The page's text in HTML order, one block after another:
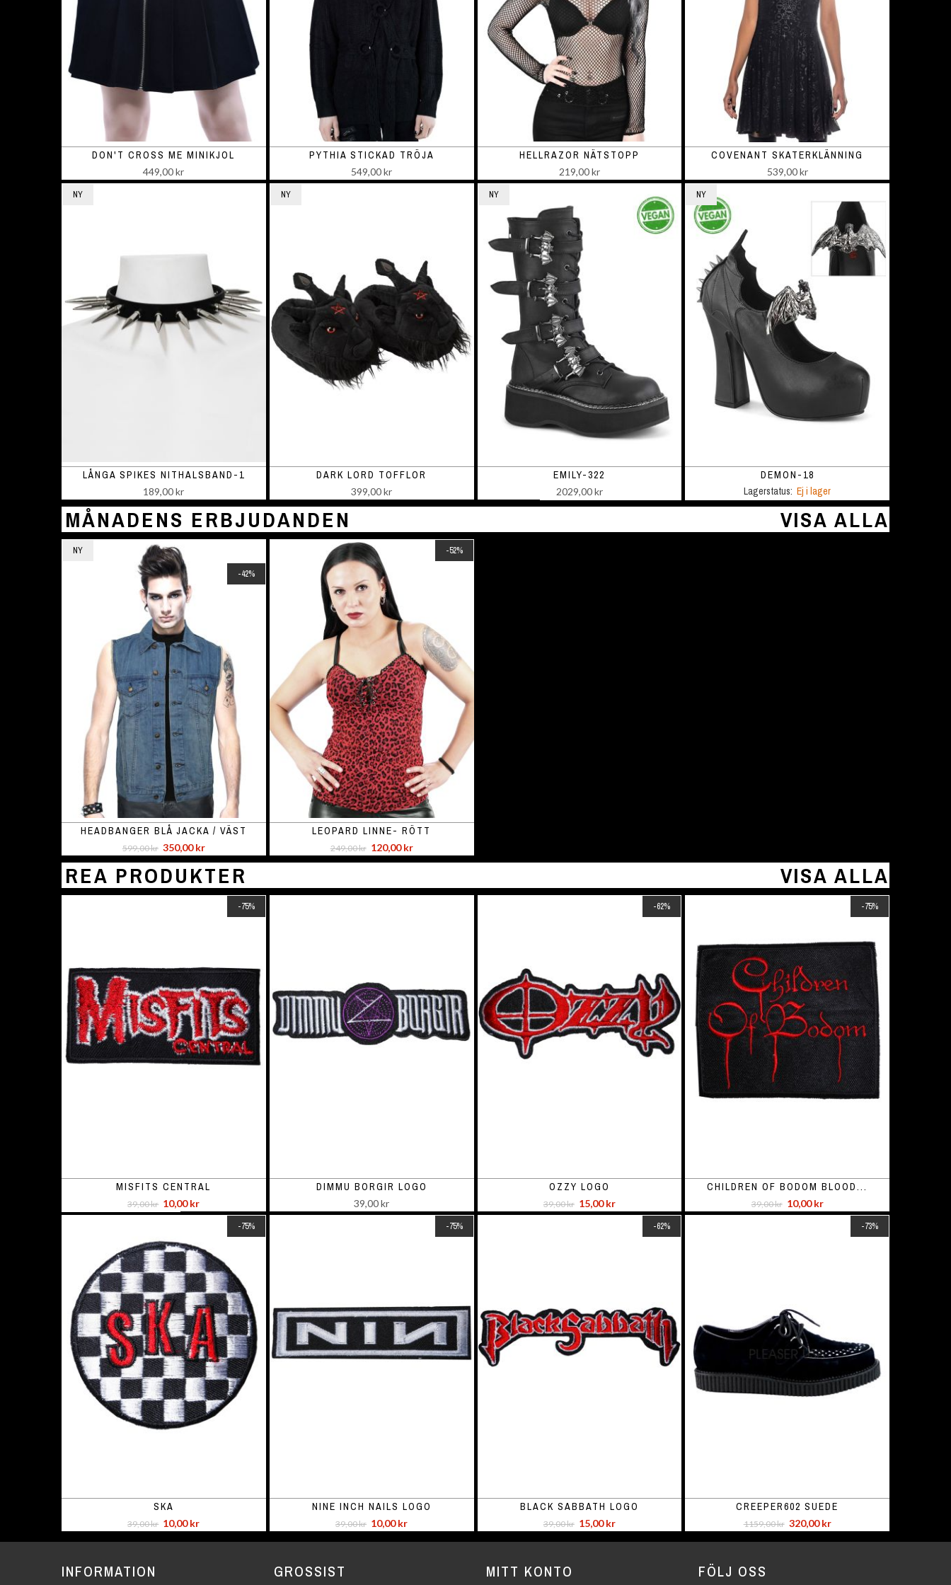
DON'T CROSS ME MINIKJOL
449,00 kr
PYTHIA STICKAD TRÖJA
549,00 kr
HELLRAZOR NÄTSTOPP
219,00 kr
COVENANT SKATERKLÄNNING
539,00 kr
NY
LÅNGA SPIKES NITHALSBAND-1
189,00 kr
NY
DARK LORD TOFFLOR
399,00 kr
NY
EMILY-322
2029,00 kr
NY
DEMON-18
Lagerstatus: Ej i lager
MÅNADENS ERBJUDANDEN VISA ALLA
NY
-42%
HEADBANGER BLÅ JACKA / VÄST
350,00 kr
599,00 kr
-52%
LEOPARD LINNE- RÖTT
120,00 kr
249,00 kr
REA PRODUKTER VISA ALLA
-75%
MISFITS CENTRAL
39,00 kr 10,00 kr
DIMMU BORGIR LOGO
39,00 kr
-62%
OZZY LOGO
39,00 kr 15,00 kr
-75%
CHILDREN OF BODOM BLOOD...
39,00 kr 10,00 kr
-75%
SKA
39,00 kr 10,00 kr
-75%
NINE INCH NAILS LOGO
39,00 kr 10,00 kr
-62%
BLACK SABBATH LOGO
39,00 kr 15,00 kr
-73%
CREEPER602 SUEDE
320,00 kr
1159,00 kr
INFORMATION GROSSIST MITT KONTO FÖLJ OSS